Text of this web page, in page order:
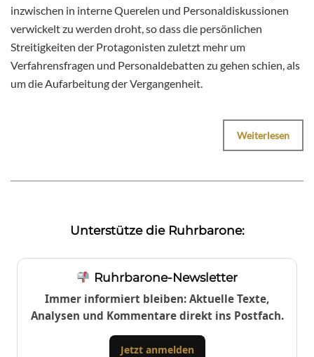
inzwischen in interne Querelen und Personaldiskussionen
verwickelt zu werden droht, so dass die persönlichen
Streitigkeiten der Protagonisten zuletzt mehr um
Verfahrensfragen und Personaldebatten zu gehen schien, als
um die Aufarbeitung der Vergangenheit.
Weiterlesen
Unterstütze die Ruhrbarone:
Ruhrbarone-Newsletter
Immer informiert bleiben: Aktuelle Texte,
Analysen und Kommentare direkt ins Postfach.
Jetzt anmelden